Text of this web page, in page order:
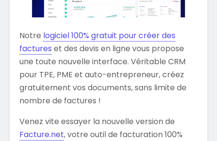
Notre logiciel 100% gratuit pour créer des
factures et des devis en ligne vous propose
une toute nouvelle interface. Véritable CRM
pour TPE, PME et auto-entrepreneur, créez
gratuitement vos documents, sans limite de
nombre de factures !
Venez vite essayer la nouvelle version de
Facture.net, votre outil de facturation 100%